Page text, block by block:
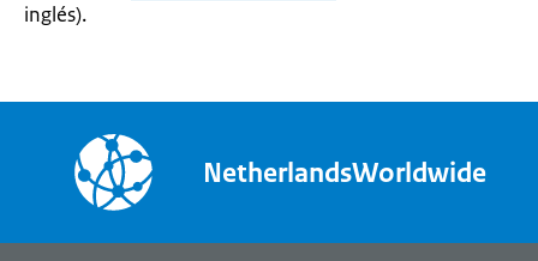
inglés).
NetherlandsWorldwide